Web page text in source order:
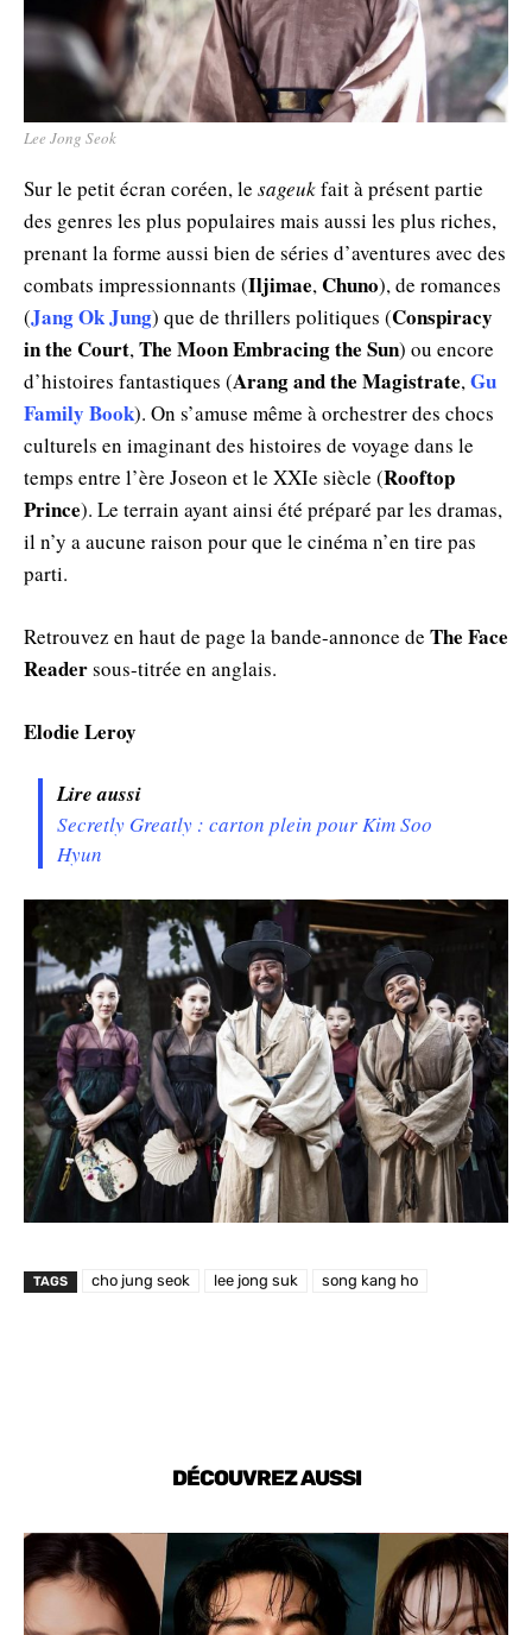
Lee Jong Seok
Sur le petit écran coréen, le sageukfait à présent partie
des genres les plus populaires mais aussi les plus riches,
prenant la forme aussi bien de séries d’aventures avec des
combats impressionnants (Iljimae,Chuno), de romances
(Jang Ok Jung) que de thrillers politiques (Conspiracy
in the Court,The Moon Embracing the Sun) ou encore
d’histoires fantastiques (Arang and the Magistrate,Gu
Family Book). On s’amuse même à orchestrer des chocs
culturels en imaginant des histoires de voyage dans le
temps entre l’ère Joseon et le XXIe siècle (Rooftop
Prince). Le terrain ayant ainsi été préparé par les dramas,
il n’y a aucune raison pour que le cinéma n’en tire pas
parti.
Retrouvez en haut de page la bande-annonce de The Face
Readersous-titrée en anglais.
Elodie Leroy
Lire aussi
Secretly Greatly : carton plein pour Kim Soo
Hyun
TAGS cho jung seok lee jong suk song kang ho
DÉCOUVREZ AUSSI